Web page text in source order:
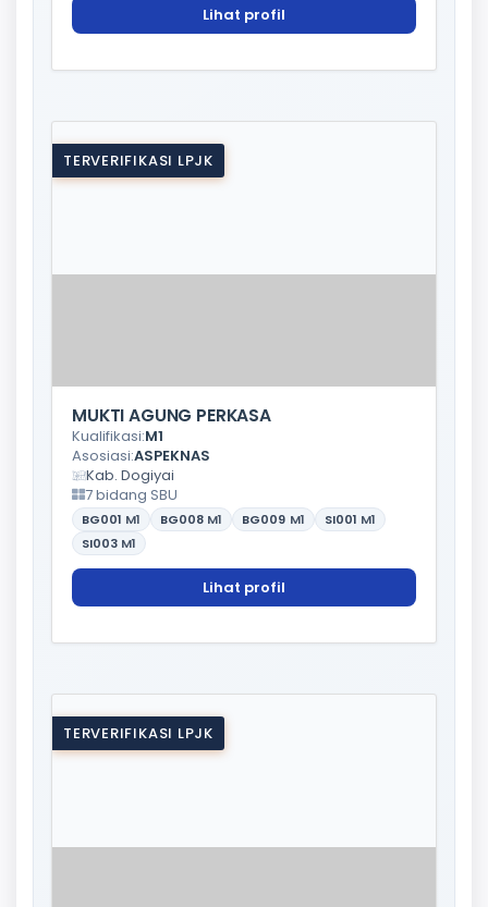
Lihat profil
TERVERIFIKASI LPJK
MUKTI AGUNG PERKASA
Kualifikasi:M1
Asosiasi:ASPEKNAS
Kab. Dogiyai
7 bidang SBU
BG001 M1 BG008 M1 BG009 M1 SI001 M1
SI003 M1
Lihat profil
TERVERIFIKASI LPJK